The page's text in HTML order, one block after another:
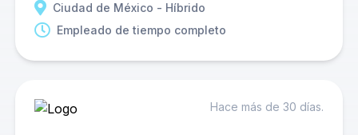
Ciudad de México - Híbrido
Empleado de tiempo completo
Hace más de 30 días.